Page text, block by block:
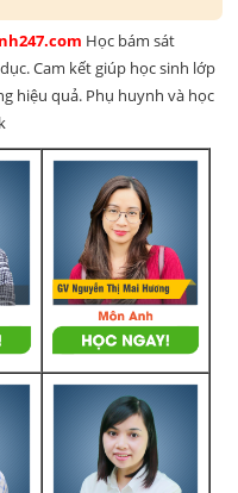
Học bám sát
Cam kết giúp học sinh lớp
hiệu quả. Phụ huynh và học